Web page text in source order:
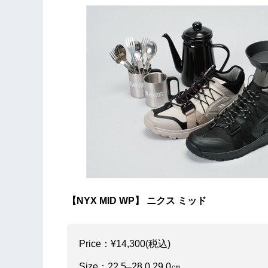
【NYX MID WP】 ニクス ミッド
Price：¥14,300(税込)